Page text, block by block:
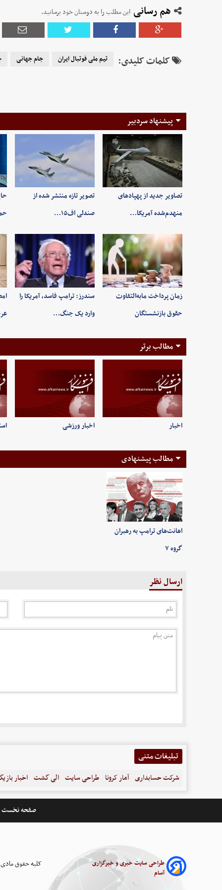
هم رسانی این مطلب را به دوستان خود برسانید.
کلمات کلیدی: تیم ملی فوتبال ایران جام جهانی
پیشنهاد سردبیر
تصاویر جدید از پهپادهای
منهدم‌شده آمریکا…
تصویر تازه منتشر شده از
صندلی اف۱۵…
زمان پرداخت مابه‌التفاوت
حقوق بازنشستگان
سندرز: ترامپ فاسد، آمریکا را
وارد یک جنگ…
مطالب برتر
اخبار اخبار ورزشی
مطالب پیشنهادی
اهانت‌های ترامپ به رهبران
گروه ۷
ارسال نظر
تبلیغات متنی
شرکت حسابداری آمار کرونا طراحی سایت الی گشت اخبار
صفحه نخست
طراحی سایت خبری و خبرگزاری
آسام
کلیه حقوق